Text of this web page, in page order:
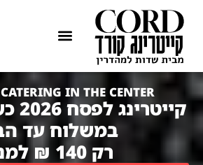
IN THE CENTER
קייטרינג לפסח 2026 כשר למהדרין
במשלוח עד
רק 140 ₪ למנה!